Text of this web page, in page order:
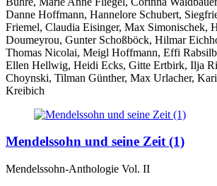
Danne Hoffmann, Hannelore Schubert,
Friemel, Claudia Eisinger, Max Simonischek,
Doumeyrou, Gunter Schoßböck, Hilmar
Thomas Nicolai, Meigl Hoffmann, Effi
Ellen Hellwig, Heidi Ecks, Gitte Ertbirk, Ilja
Choynski, Tilman Günther, Max Urlacher,
Kreibich
Mendelssohn und seine Zeit (1)
Mendelssohn-Anthologie Vol. II